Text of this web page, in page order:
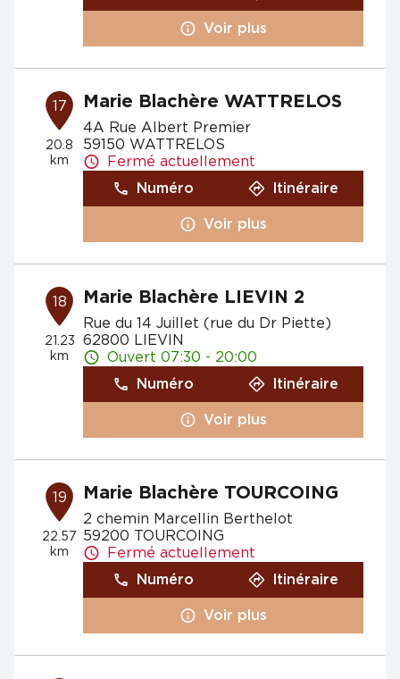
Voir plus
17
20.8
km
Marie Blachère WATTRELOS
4A Rue Albert Premier
59150 WATTRELOS
Fermé actuellement
Numéro
Itinéraire
Voir plus
18
21.23
km
Marie Blachère LIEVIN 2
Rue du 14 Juillet (rue du Dr Piette)
62800 LIEVIN
Ouvert 07:30 - 20:00
Numéro
Itinéraire
Voir plus
19
22.57
km
Marie Blachère TOURCOING
2 chemin Marcellin Berthelot
59200 TOURCOING
Fermé actuellement
Numéro
Itinéraire
Voir plus